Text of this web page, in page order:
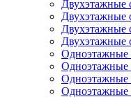
Двухэтажные
Двухэтажные
Двухэтажные
Двухэтажные
Одноэтажные
Одноэтажные
Одноэтажные
Одноэтажные